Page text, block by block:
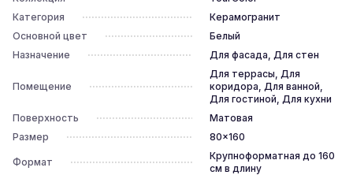
Категория
Керамогранит
Основной цвет
Белый
Назначение
Для фасада, Для стен
Помещение
Для террасы, Для
коридора, Для ванной,
Для гостиной, Для кухни
Поверхность
Матовая
Размер
80x160
Формат
Крупноформатная до 160
см в длину